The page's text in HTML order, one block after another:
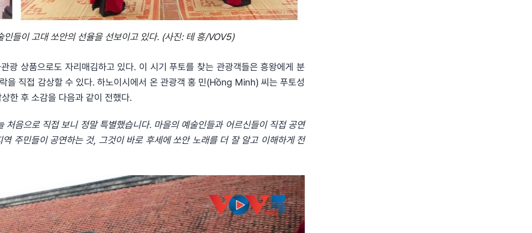
들이 고대 쏘안의 선율을 선보이고 있다. (사진: 테 흥/VOV5)
광 상품으로도 자리매김하고 있다. 이 시기 푸토를 찾는 관광객들은 흥왕에게 분
을 직접 감상할 수 있다. 하노이시에서 온 관광객 홍 민(Hồng Minh) 씨는 푸토성
한 후 소감을 다음과 같이 전했다.
음으로 직접 보니 정말 특별했습니다. 마을의 예술인들과 어르신들이 직접 공연
주민들이 공연하는 것, 그것이 바로 후세에 쏘안 노래를 더 잘 알고 이해하게 전